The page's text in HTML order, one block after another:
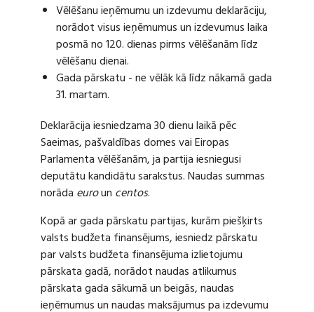
Vēlēšanu ieņēmumu un izdevumu deklarāciju,
norādot visus ieņēmumus un izdevumus laika
posmā no 120. dienas pirms vēlēšanām līdz
vēlēšanu dienai.
Gada pārskatu - ne vēlāk kā līdz nākamā gada
31. martam.
Deklarācija iesniedzama 30 dienu laikā pēc
Saeimas, pašvaldības domes vai Eiropas
Parlamenta vēlēšanām, ja partija iesniegusi
deputātu kandidātu sarakstus. Naudas summas
norāda euroun centos.
Kopā ar gada pārskatu partijas, kurām piešķirts
valsts budžeta finansējums, iesniedz pārskatu
par valsts budžeta finansējuma izlietojumu
pārskata gadā, norādot naudas atlikumus
pārskata gada sākumā un beigās, naudas
ieņēmumus un naudas maksājumus pa izdevumu